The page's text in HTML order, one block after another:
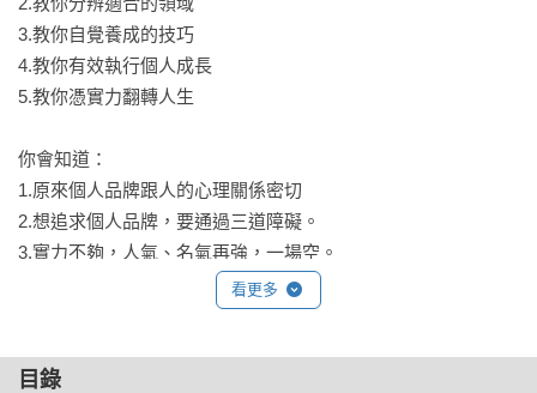
3.教你自覺養成的技巧
4.教你有效執行個人成長
5.教你憑實力翻轉人生
你會知道：
1.原來個人品牌跟人的心理關係密切
2.想追求個人品牌，要通過三道障礙。
3.實力不夠，人氣、名氣再強，一場空。
4.必經「成見→標籤→符號」三階段
7.務必對標一位標竿人物
看更多
目錄